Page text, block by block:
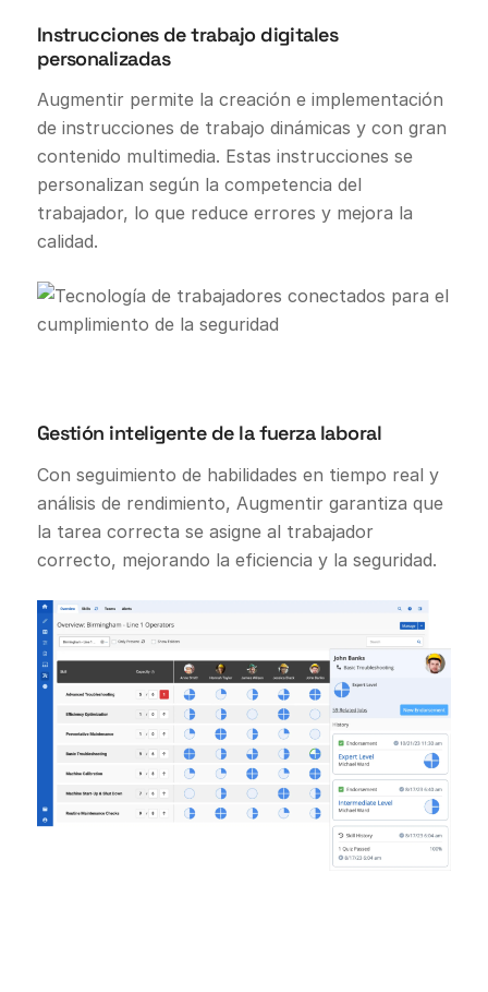
Instrucciones de trabajo digitales
personalizadas
Augmentir permite la creación e implementación
de instrucciones de trabajo dinámicas y con gran
contenido multimedia. Estas instrucciones se
personalizan según la competencia del
trabajador, lo que reduce errores y mejora la
calidad.
Gestión inteligente de la fuerza laboral
Con seguimiento de habilidades en tiempo real y
análisis de rendimiento, Augmentir garantiza que
la tarea correcta se asigne al trabajador
correcto, mejorando la eficiencia y la seguridad.